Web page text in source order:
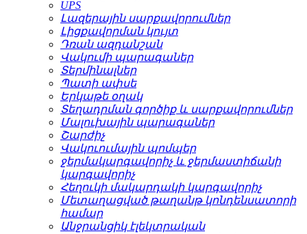
UPS
Լազերային սարքավորումներ
Լիցքավորման կույտ
Դռան ազդանշան
Վակումի պարագաներ
Տերմինալներ
Պատի ափսե
Երկաթե օղակ
Տեղադրման գործիք և սարքավորումներ
Մալուխային պարագաներ
Շարժիչ
Վակուումային պոմպեր
ջերմակարգավորիչ և ջերմաստիճանի
կարգավորիչ
Հեղուկի մակարդակի կարգավորիչ
Մետաղացված թաղանթ կոնդենսատորի
համար
Անջրանցիկ էլեկտրական